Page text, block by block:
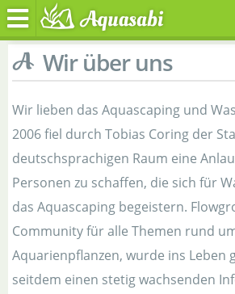
Wir über uns
Wir lieben das Aquascaping und
2006 fiel durch Tobias Coring der
deutschsprachigen Raum eine
Personen zu schaffen, die sich für
das Aquascaping begeistern.
Community für alle Themen rund
Aquarienpflanzen, wurde ins Leben
seitdem einen stetig wachsenden